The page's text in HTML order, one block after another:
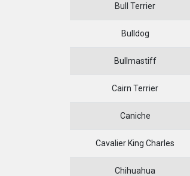
Bull Terrier
Bulldog
Bullmastiff
Cairn Terrier
Caniche
Cavalier King Charles
Chihuahua